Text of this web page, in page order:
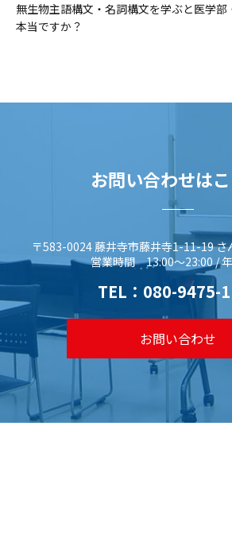
無生物主語構文・名詞構文を学ぶと医学部
本当ですか？
お問い合わせは
〒583-0024 藤井寺市藤井寺1-11-19 さ
営業時間 13:00～23:00 /
TEL： 080-9475-
お問い合わせ